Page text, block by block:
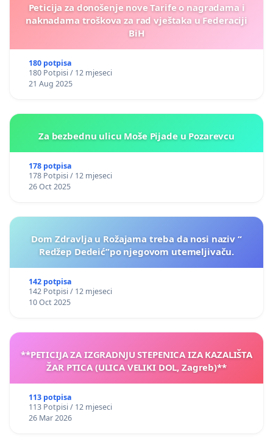
Peticija za donošenje nove Tarife o nagradama i
naknadama troškova za rad vještaka u Federaciji
BiH
180 potpisa
180 Potpisi / 12 mjeseci
21 Aug 2025
Za bezbednu ulicu Moše Pijade u Pozarevcu
178 potpisa
178 Potpisi / 12 mjeseci
26 Oct 2025
Dom Zdravlja u Rožajama treba da nosi naziv “
Redžep Dedeić”po njegovom utemeljivaču.
142 potpisa
142 Potpisi / 12 mjeseci
10 Oct 2025
**PETICIJA ZA IZGRADNJU STEPENICA IZA KAZALIŠTA
ŽAR PTICA (ULICA VELIKI DOL, Zagreb)**
113 potpisa
113 Potpisi / 12 mjeseci
26 Mar 2026